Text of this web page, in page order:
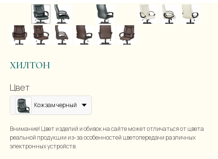
ХИЛТОН
Цвет
Кожзам черный
Внимание! Цвет изделий и обивок на сайте может отличаться от цвета
реальной продукции из-за особенностей цветопередачи различных
электронных устройств.